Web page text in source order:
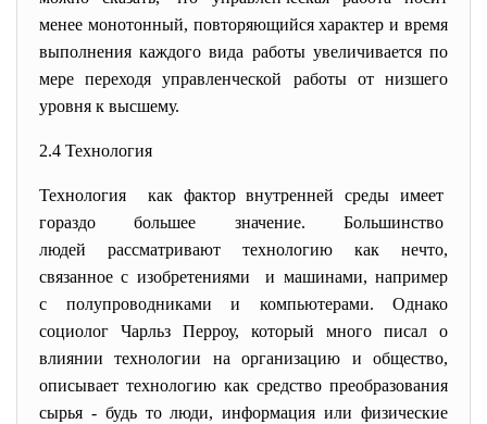
менее монотонный, повторяющийся характер и время
выполнения каждого вида работы увеличивается по
мере переходя управленческой работы от низшего
уровня к высшему.
2.4 Технология
Технология как фактор внутренней среды имеет
гораздо большее значение. Большинство
людей рассматривают технологию как нечто,
связанное с изобретениями и машинами, например
с полупроводниками и компьютерами. Однако
социолог Чарльз Перроу, который много писал о
влиянии технологии на организацию и общество,
описывает технологию как средство преобразования
сырья - будь то люди, информация или физические